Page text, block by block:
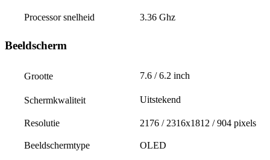
Processor snelheid 3.36 Ghz
Beeldscherm
Grootte 7.6 / 6.2 inch
Schermkwaliteit Uitstekend
Resolutie 2176 / 2316x1812 / 904 pixels
Beeldschermtype OLED